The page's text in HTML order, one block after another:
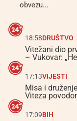
obvezu...
18:58DRUŠTVO
Vitežani dio
– Vukovar:
17:13VIJESTI
Misa i
Viteza
17:09BIH